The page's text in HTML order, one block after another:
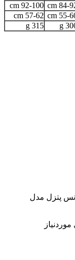
84-92
92-100 cm
55-60
57-62 cm
300
315 g
پتزل مدل